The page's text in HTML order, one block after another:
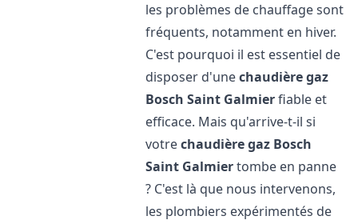
les problèmes de chauffage sont
fréquents, notamment en hiver.
C'est pourquoi il est essentiel de
disposer d'unechaudière gaz
Bosch Saint Galmierfiable et
efficace. Mais qu'arrive-t-il si
votrechaudière gaz Bosch
Saint Galmiertombe en panne
? C'est là que nous intervenons,
les plombiers expérimentés de